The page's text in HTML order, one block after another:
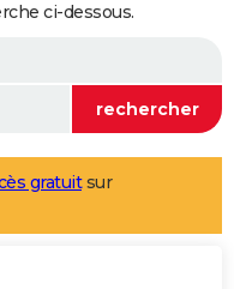
ci-dessous.
gratuitsur